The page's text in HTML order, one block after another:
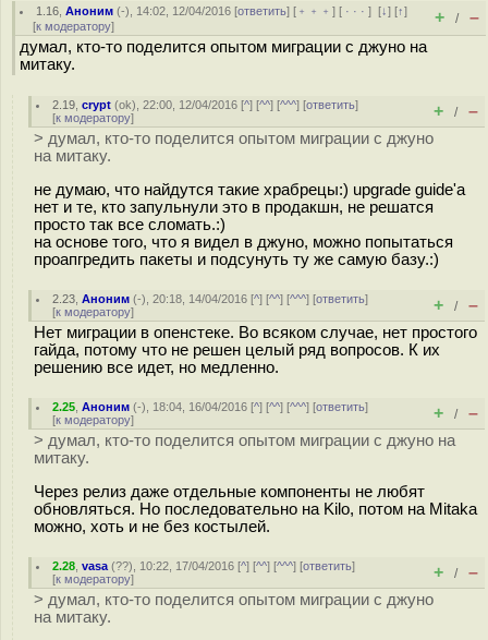
1.16 ,Аноним (-), 14:02, 12/04/2016 [ответить] [ ﹢﹢﹢] [ · · ·][↓] [↑]
[к модератору] + / –
думал, кто-то поделится опытом миграции с джуно на
митаку.
2.19 ,crypt (ok), 22:00, 12/04/2016 [^] [^^] [^^^] [ответить]
[к модератору] + / –
> думал, кто-то поделится опытом миграции с джуно
на митаку.
не думаю, что найдутся такие храбрецы:) upgrade guide'a
нет и те, кто запульнули это в продакшн, не решатся
просто так все сломать.:)
на основе того, что я видел в джуно, можно попытаться
проапгредить пакеты и подсунуть ту же самую базу.:)
2.23 ,Аноним (-), 20:18, 14/04/2016 [^] [^^] [^^^] [ответить]
[к модератору] + / –
Нет миграции в опенстеке. Во всяком случае, нет простого
гайда, потому что не решен целый ряд вопросов. К их
решению все идет, но медленно.
2.25 ,Аноним (-), 18:04, 16/04/2016 [^] [^^] [^^^] [ответить]
[к модератору] + / –
> думал, кто-то поделится опытом миграции с джуно на
митаку.
Через релиз даже отдельные компоненты не любят
обновляться. Но последовательно на Kilo, потом на Mitaka
можно, хоть и не без костылей.
2.28 ,vasa (??), 10:22, 17/04/2016 [^] [^^] [^^^] [ответить]
[к модератору] + / –
> думал, кто-то поделится опытом миграции с джуно
на митаку.